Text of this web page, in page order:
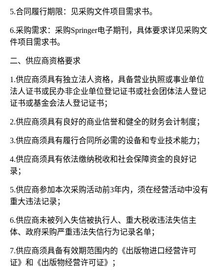
5.合同履行期限：见采购文件项目需求书。
6.采购需求：采购Springer电子期刊，具体要求详见采购文
件项目需求书。
二、供应商资格要求
1.供应商须具有独立法人资格，具备营业执照或事业单位
法人证书或民办非企业单位登记证书或社会团体法人登记
证书或基金会法人登记证书；
2.供应商须具有良好的商业信誉和健全的财务会计制度；
3.供应商须具有履行合同所必需的设备和专业技术能力；
4.供应商须具有依法缴纳税收和社会保障资金的良好记
录；
5.供应商参加本次采购活动前3年内，须在经营活动中没有
重大违法记录；
6.供应商未被列入失信被执行人、重大税收违法失信主
体、政府采购严重违法失信行为记录名单；
7.供应商须具备有效期范围内的《出版物进口经营许可
证》和《出版物经营许可证》；